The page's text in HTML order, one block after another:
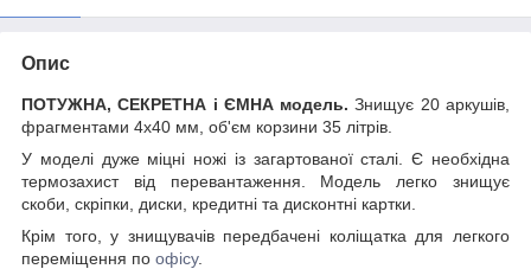
Опис
ПОТУЖНА, СЕКРЕТНА і ЄМНА модель.Знищує 20 аркушів,
фрагментами 4х40 мм, об'єм корзини 35 літрів.
У моделі дуже міцні ножі із загартованої сталі. Є необхідна
термозахист від перевантаження. Модель легко знищує
скоби, скріпки, диски, кредитні та дисконтні картки.
Крім того, у знищувачів передбачені коліщатка для легкого
переміщення по офісу.